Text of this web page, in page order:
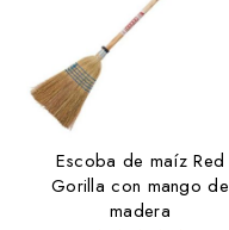
Escoba de maíz Red
Gorilla con mango de
madera